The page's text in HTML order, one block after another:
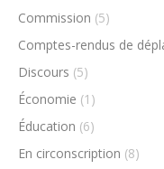
Commission (5)
Comptes-rendus de
Discours (5)
Économie (1)
Éducation (6)
En circonscription (8)